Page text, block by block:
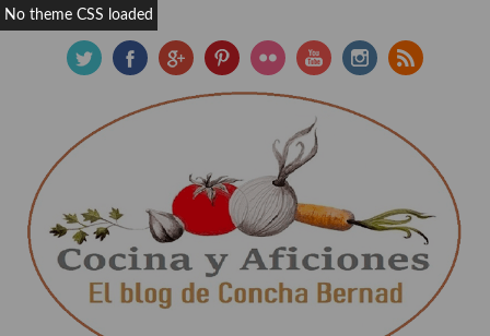
No theme CSS loaded